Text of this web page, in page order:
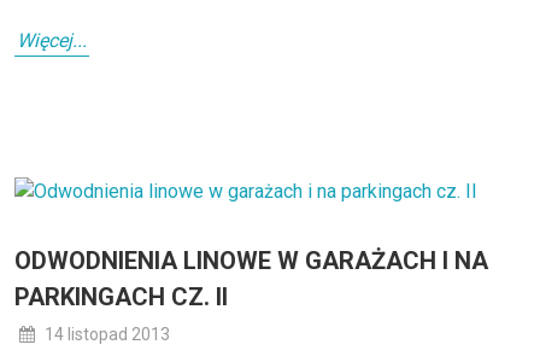
Więcej...
ODWODNIENIA LINOWE W GARAŻACH I NA
PARKINGACH CZ. II
14 listopad 2013